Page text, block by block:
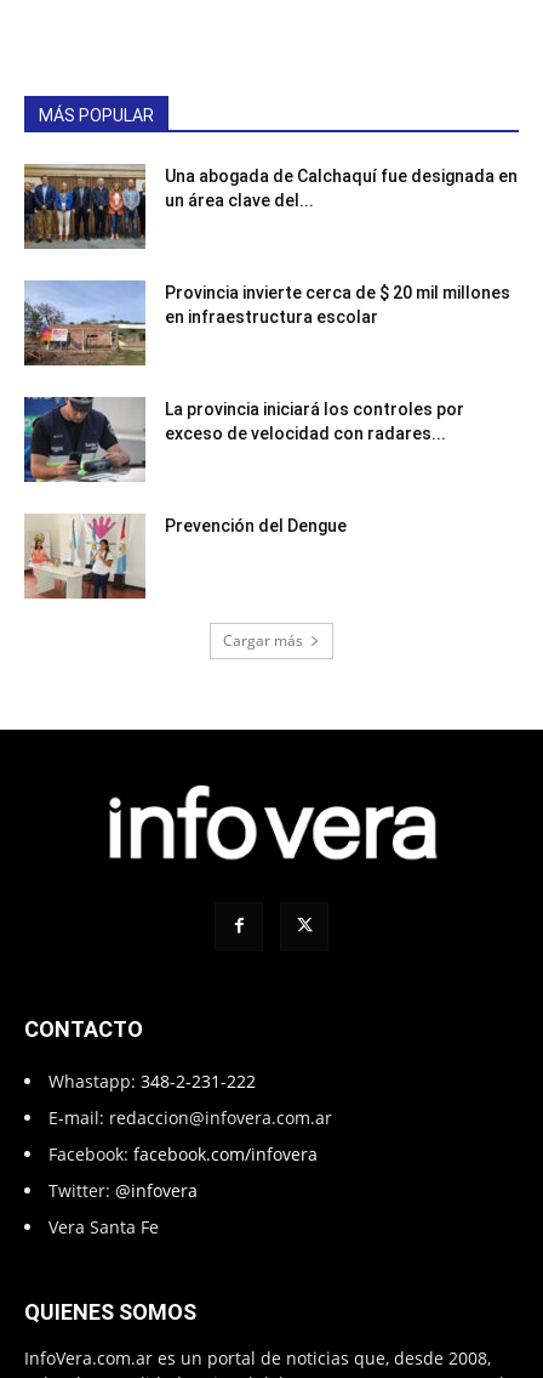
MÁS POPULAR
Una abogada de Calchaquí fue designada en
un área clave del...
Provincia invierte cerca de $ 20 mil millones
en infraestructura escolar
La provincia iniciará los controles por
exceso de velocidad con radares...
Prevención del Dengue
Cargar más
CONTACTO
Whastapp: 348-2-231-222
E-mail: redaccion@infovera.com.ar
Facebook: facebook.com/infovera
Twitter: @infovera
Vera Santa Fe
QUIENES SOMOS
InfoVera.com.ar es un portal de noticias que, desde 2008,